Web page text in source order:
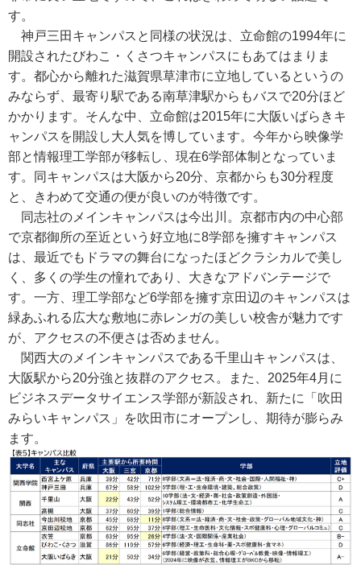
す。
神戸三田キャンパスと同様の状況は、立命館の1994年に
開設されたびわこ・くさつキャンパスにもあてはまりま
す。都心から離れた滋賀県草津市に立地しているというの
みならず、最寄り駅である南草津駅からもバスで20分ほど
かかります。そんな中、立命館は2015年に大阪いばらきキ
ャンパスを開設し大人気を博しています。今年から映像学
部と情報理工学部が移転し、現在6学部体制となっていま
す。同キャンパスは大阪から20分、京都からも30分程度
と、きわめて交通の便が良いのが特徴です。
同志社のメインキャンパスは今出川。京都市内の中心部
で京都御所の至近という好立地に8学部を擁すキャンパス
は、最近でもドラマの舞台になったほどクラシカルで美し
く、多くの学生の憧れであり、大きなアドバンテージで
す。一方、理工学部など6学部を擁す京田辺のキャンパスは
緑あふれる広大な敷地に赤レンガの美しい校舎が魅力です
が、アクセスの不便さは否めません。
関西大のメインキャンパスである千里山キャンパスは、
大阪駅から20分強と抜群のアクセス。また、2025年4月に
ビジネスデータサイエンス学部が新設され、新たに「吹田
みらいキャンパス」を吹田市にオープンし、期待が膨らみ
ます。